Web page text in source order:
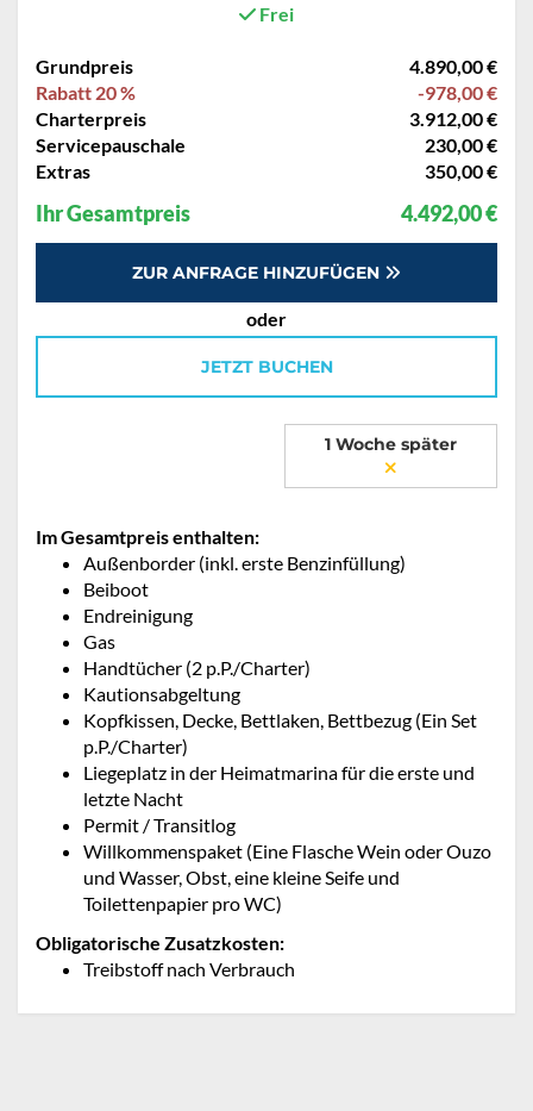
Frei
Grundpreis
4.890,00 €
Rabatt 20 %
-978,00 €
Charterpreis
3.912,00 €
Servicepauschale
230,00 €
Extras
350,00 €
Ihr Gesamtpreis 4.492,00 €
ZUR ANFRAGE HINZUFÜGEN
oder
JETZT BUCHEN
1 Woche später
Im Gesamtpreis enthalten:
Außenborder (inkl. erste Benzinfüllung)
Beiboot
Endreinigung
Gas
Handtücher (2 p.P./Charter)
Kautionsabgeltung
Kopfkissen, Decke, Bettlaken, Bettbezug (Ein Set
p.P./Charter)
Liegeplatz in der Heimatmarina für die erste und
letzte Nacht
Permit / Transitlog
Willkommenspaket (Eine Flasche Wein oder Ouzo
und Wasser, Obst, eine kleine Seife und
Toilettenpapier pro WC)
Obligatorische Zusatzkosten:
Treibstoff nach Verbrauch